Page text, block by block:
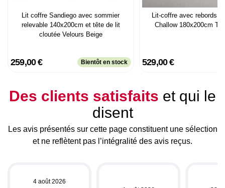
Lit coffre Sandiego avec sommier
relevable 140x200cm et tête de lit
cloutée Velours Beige
259,00 € Bientôt en stock
Lit-coffre avec rebords
Challow 180x200cm
529,00 €
Des clients satisfaits et qui le
disent
Les avis présentés sur cette page constituent une sélection
et ne reflètent pas l’intégralité des avis reçus.
4 août 2026